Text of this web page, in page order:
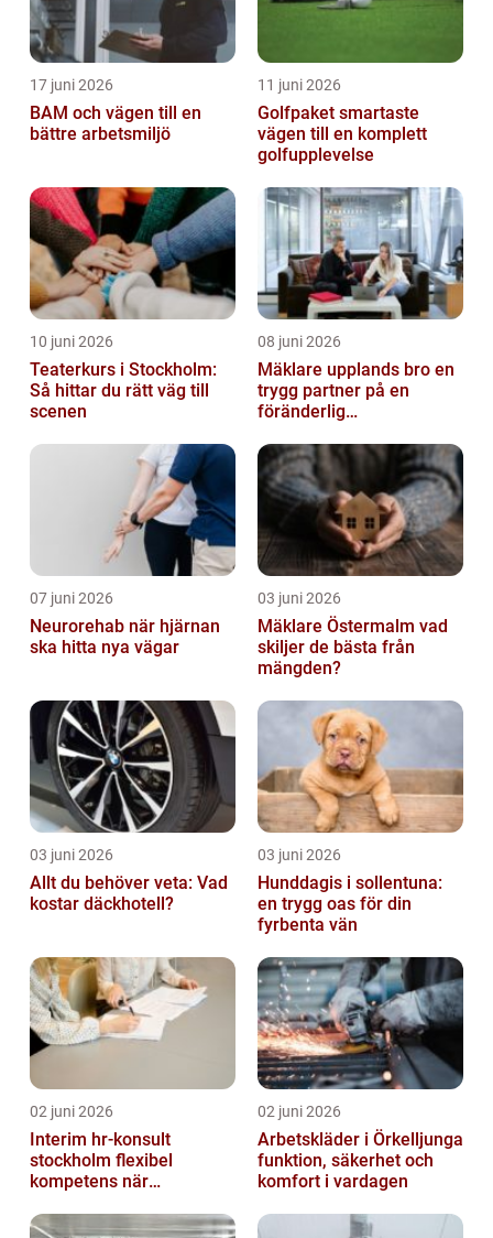
17 juni 2026
BAM och vägen till en
bättre arbetsmiljö
11 juni 2026
Golfpaket smartaste
vägen till en komplett
golfupplevelse
10 juni 2026
Teaterkurs i Stockholm:
Så hittar du rätt väg till
scenen
08 juni 2026
Mäklare upplands bro en
trygg partner på en
föränderlig
07 juni 2026
Neurorehab när hjärnan
ska hitta nya vägar
03 juni 2026
Mäklare Östermalm vad
skiljer de bästa från
mängden?
03 juni 2026
Allt du behöver veta: Vad
kostar däckhotell?
03 juni 2026
Hunddagis i sollentuna:
en trygg oas för din
fyrbenta vän
02 juni 2026
Interim hr-konsult
stockholm flexibel
kompetens när
02 juni 2026
Arbetskläder i Örkelljunga
funktion, säkerhet och
komfort i vardagen